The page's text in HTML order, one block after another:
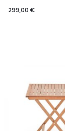
299,00 €